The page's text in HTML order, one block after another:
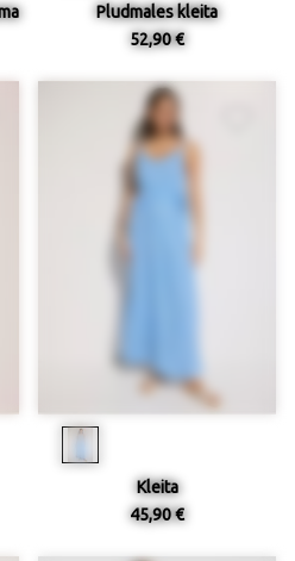
Pludmales kleita
52,90 €
Kleita
45,90 €